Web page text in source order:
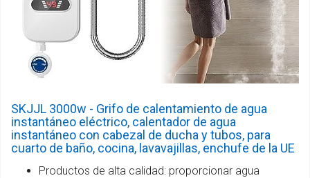
SKJJL 3000w - Grifo de calentamiento de agua
instantáneo eléctrico, calentador de agua
instantáneo con cabezal de ducha y tubos, para
cuarto de baño, cocina, lavavajillas, enchufe de la UE
Productos de alta calidad: proporcionar agua